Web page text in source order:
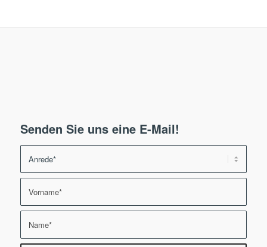
Senden Sie uns eine E-Mail!